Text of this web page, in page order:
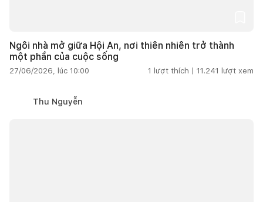
Ngôi nhà mở giữa Hội An, nơi thiên nhiên trở thành
một phần của cuộc sống
27/06/2026, lúc 10:00 1 lượt thích | 11.241 lượt xem
Thu Nguyễn